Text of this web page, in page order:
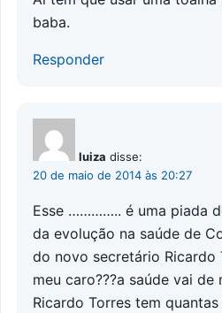
baba.
Responder
luiza disse:
20 de maio de 2014 às 20:27
Esse ………….. é uma piada
da evolução na saúde de
do novo secretário Ricardo
meu caro???a saúde vai de
Ricardo Torres tem